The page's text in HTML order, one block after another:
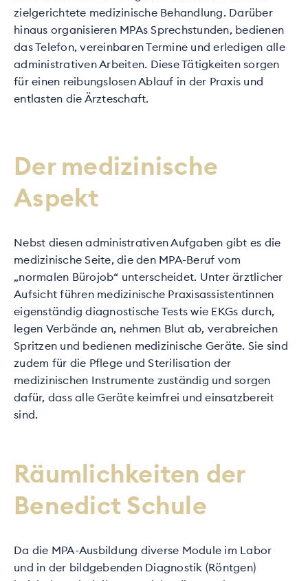
zielgerichtete medizinische Behandlung. Darüber
hinaus organisieren MPAs Sprechstunden, bedienen
das Telefon, vereinbaren Termine und erledigen alle
administrativen Arbeiten. Diese Tätigkeiten sorgen
für einen reibungslosen Ablauf in der Praxis und
entlasten die Ärzteschaft.
Der medizinische
Aspekt
Nebst diesen administrativen Aufgaben gibt es die
medizinische Seite, die den MPA-Beruf vom
„normalen Bürojob“ unterscheidet. Unter ärztlicher
Aufsicht führen medizinische Praxisassistentinnen
eigenständig diagnostische Tests wie EKGs durch,
legen Verbände an, nehmen Blut ab, verabreichen
Spritzen und bedienen medizinische Geräte. Sie sind
zudem für die Pflege und Sterilisation der
medizinischen Instrumente zuständig und sorgen
dafür, dass alle Geräte keimfrei und einsatzbereit
sind.
Räumlichkeiten der
Benedict Schule
Da die MPA-Ausbildung diverse Module im Labor
und in der bildgebenden Diagnostik (Röntgen)